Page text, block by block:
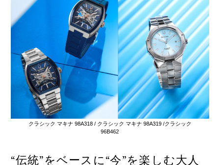
クラシック マキナ 98A318 / クラシック マキナ 98A319 /クラシック
96B462